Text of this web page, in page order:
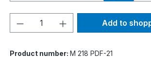
Product Quantity: Enter
Add to
Product number: M 218 PDF-21